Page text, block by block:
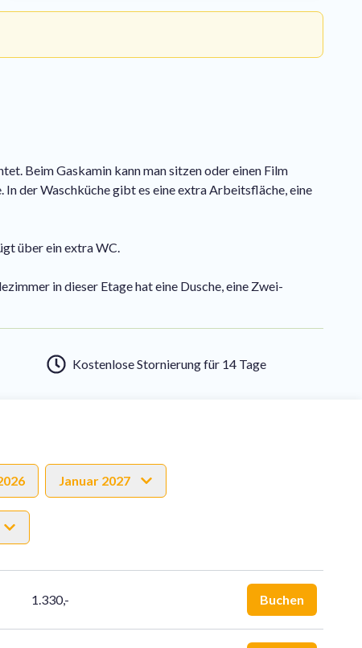
Beim Gaskamin kann man sitzen oder einen Film
der Waschküche gibt es eine extra Arbeitsfläche, eine
über ein extra WC.
in dieser Etage hat eine Dusche, eine Zwei-
Kostenlose Stornierung für 14 Tage
Januar 2027
1.330,- Buchen